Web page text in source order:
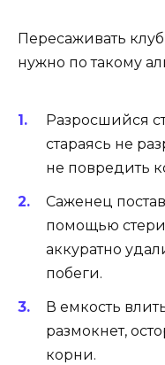
Пересаживать
нужно по такому
Разросшийся
стараясь не
не повредить
Саженец
помощью
аккуратно
побеги.
В емкость
размокнет,
корни.